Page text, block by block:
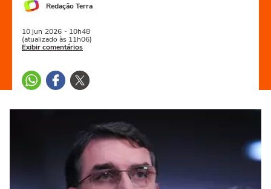
Redação Terra
10 jun 2026 - 10h48
(atualizado às 11h06)
Exibir comentários